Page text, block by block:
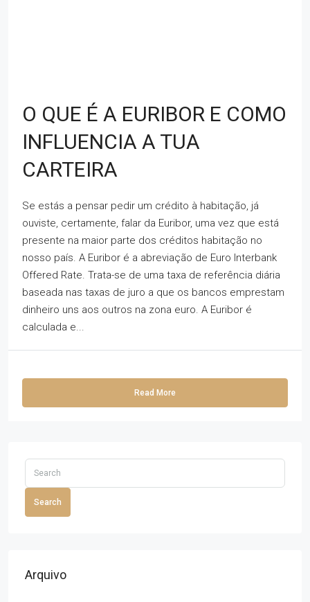
O QUE É A EURIBOR E COMO
INFLUENCIA A TUA
CARTEIRA
Se estás a pensar pedir um crédito à habitação, já
ouviste, certamente, falar da Euribor, uma vez que está
presente na maior parte dos créditos habitação no
nosso país. A Euribor é a abreviação de Euro Interbank
Offered Rate. Trata-se de uma taxa de referência diária
baseada nas taxas de juro a que os bancos emprestam
dinheiro uns aos outros na zona euro. A Euribor é
calculada e...
Read More
Search
Arquivo